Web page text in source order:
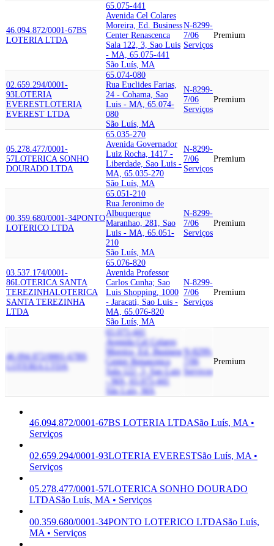
46.094.872/0001-67BS
LOTERIA LTDA
65.075-441
Avenida Cel Colares
Moreira, Ed. Business
Center Renascenca
Sala 122, 3, Sao Luis
- MA, 65.075-441
São Luís, MA
N-8299-
7/06
Serviços
Premium
02.659.294/0001-
93LOTERIA
EVERESTLOTERIA
EVEREST LTDA
65.074-080
Rua Euclides Farias,
24 - Cohama, Sao
Luis - MA, 65.074-
080
São Luís, MA
N-8299-
7/06
Serviços
Premium
05.278.477/0001-
57LOTERICA SONHO
DOURADO LTDA
65.035-270
Avenida Governador
Luiz Rocha, 1417 -
Liberdade, Sao Luis -
MA, 65.035-270
São Luís, MA
N-8299-
7/06
Serviços
Premium
00.359.680/0001-34PONTO
LOTERICO LTDA
65.051-210
Rua Jeronimo de
Albuquerque
Maranhao, 281, Sao
Luis - MA, 65.051-
210
São Luís, MA
N-8299-
7/06
Serviços
Premium
03.537.174/0001-
86LOTERICA SANTA
TEREZINHALOTERICA
SANTA TEREZINHA
LTDA
65.076-820
Avenida Professor
Carlos Cunha; Sao
Luis Shopping, 1000
- Jaracati, Sao Luis -
MA, 65.076-820
São Luís, MA
N-8299-
7/06
Serviços
Premium
46.094.872/0001-67
BS
LOTERIA LTDA
65.075-441
Avenida Cel Colares
Moreira, Ed. Business
Center Renascenca
Sala 122, 3, Sao Luis
- MA, 65.075-441
São Luís, MA
N-8299-
7/06
Serviços
Premium
46.094.872/0001-67BS LOTERIA LTDASão Luís, MA •
Serviços
02.659.294/0001-93LOTERIA EVERESTSão Luís, MA •
Serviços
05.278.477/0001-57LOTERICA SONHO DOURADO
LTDASão Luís, MA • Serviços
00.359.680/0001-34PONTO LOTERICO LTDASão Luís,
MA • Serviços